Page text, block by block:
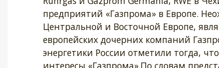
предприятий «Газпрома» в Европе.
Центральной и Восточной Европе,
европейских дочерних компаний
энергетики России отметили тогда,
интересы «Газпрома».По словам